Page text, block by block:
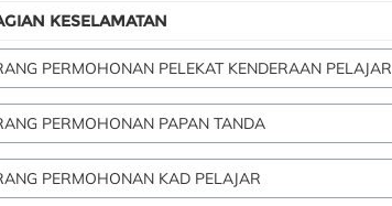
KESELAMATAN
PERMOHONAN PELEKAT KENDERAAN PELAJAR
PERMOHONAN PAPAN TANDA
PERMOHONAN KAD PELAJAR